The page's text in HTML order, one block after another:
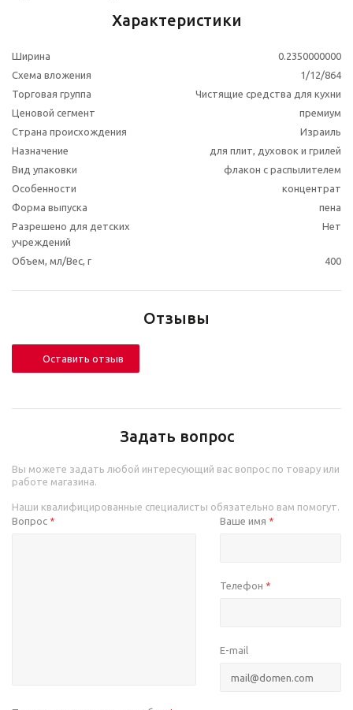
Характеристики
Ширина
0.2350000000
Схема вложения
1/12/864
Торговая группа
Чистящие средства для кухни
Ценовой сегмент
премиум
Страна происхождения
Израиль
Назначение
для плит, духовок и грилей
Вид упаковки
флакон с распылителем
Особенности
концентрат
Форма выпуска
пена
Разрешено для детских
учреждений
Нет
Объем, мл/Вес, г 400
Отзывы
Оставить отзыв
Задать вопрос
Вы можете задать любой интересующий вас вопрос по товару или
работе магазина.
Наши квалифицированные специалисты обязательно вам помогут.
Вопрос * Ваше имя *
Телефон *
E-mail